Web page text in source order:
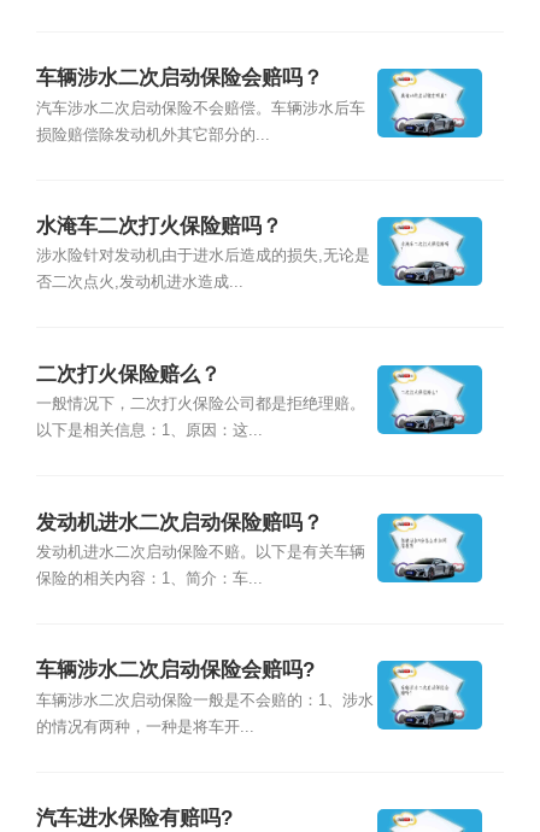
车辆涉水二次启动保险会赔吗？
汽车涉水二次启动保险不会赔偿。车辆涉水后车
损险赔偿除发动机外其它部分的...
水淹车二次打火保险赔吗？
涉水险针对发动机由于进水后造成的损失,无论是
否二次点火,发动机进水造成...
二次打火保险赔么？
一般情况下，二次打火保险公司都是拒绝理赔。
以下是相关信息：1、原因：这...
发动机进水二次启动保险赔吗？
发动机进水二次启动保险不赔。以下是有关车辆
保险的相关内容：1、简介：车...
车辆涉水二次启动保险会赔吗?
车辆涉水二次启动保险一般是不会赔的：1、涉水
的情况有两种，一种是将车开...
汽车进水保险有赔吗?